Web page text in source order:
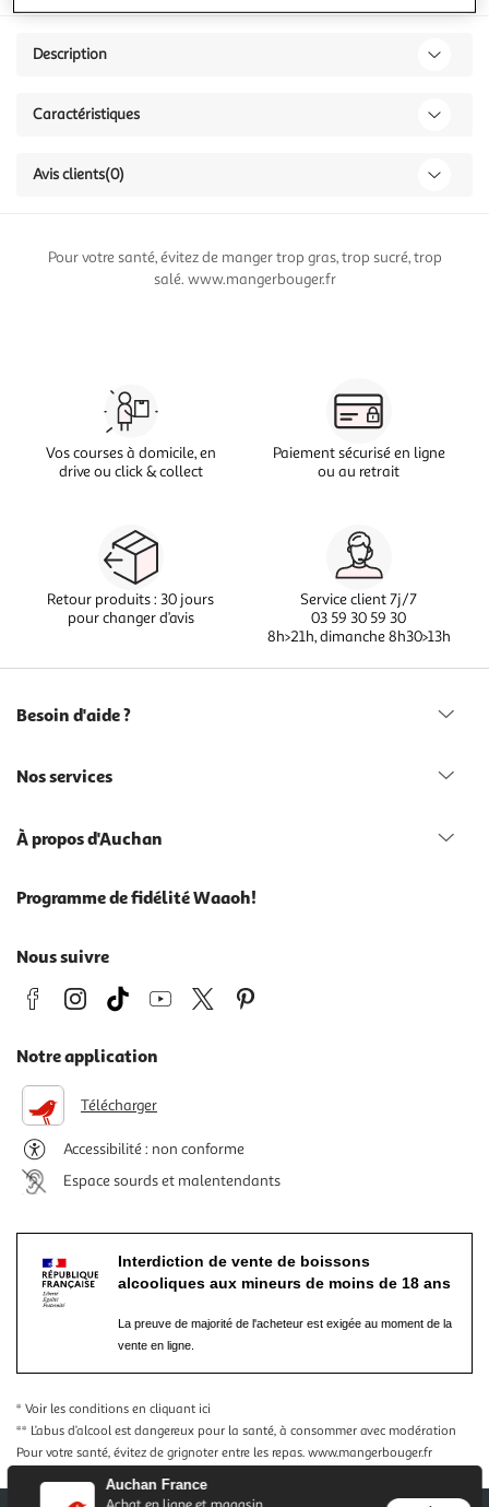
Auchan France
Description
Caractéristiques
Avis clients(0)
Pour votre santé, évitez de manger trop gras, trop sucré, trop
salé. www.mangerbouger.fr
Vos courses à domicile, en
drive ou click & collect
Paiement sécurisé en ligne
ou au retrait
Retour produits : 30 jours
pour changer d’avis
Service client 7j/7
03 59 30 59 30
8h>21h, dimanche 8h30>13h
Besoin d'aide ?
Nos services
À propos d'Auchan
Programme de fidélité Waaoh!
Nous suivre
Notre application
Télécharger
Accessibilité : non conforme
Espace sourds et malentendants
Interdiction de vente de boissons
alcooliques aux mineurs de moins de 18 ans
La preuve de majorité de l'acheteur est exigée au moment de la
vente en ligne.
* Voir les conditions en cliquant ici
** L’abus d’alcool est dangereux pour la santé, à consommer avec modération
Pour votre santé, évitez de grignoter entre les repas. www.mangerbouger.fr